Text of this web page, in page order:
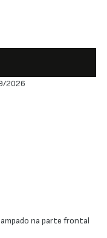
2026
na parte frontal